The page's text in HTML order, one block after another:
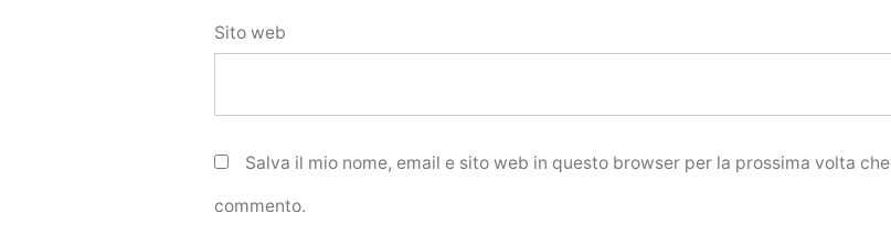
Sito web
Salva il mio nome, email e sito web in questo browser per la prossima volta che
commento.